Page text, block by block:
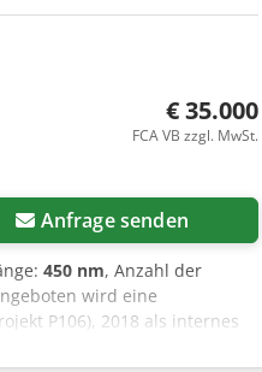
€ 35.000
FCA VB zzgl. MwSt.
Anfrage senden
450 nm, Anzahl der
wird eine
P106), 2018 als internes
nach individueller